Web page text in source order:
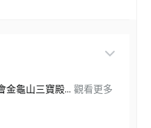
金龜山三寶殿... 觀看更多